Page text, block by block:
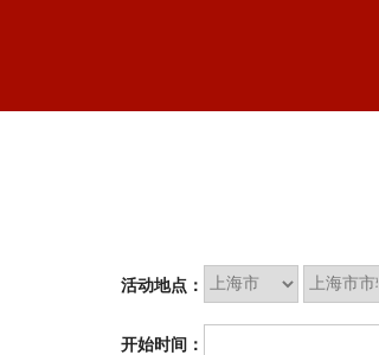
活动地点：
开始时间：